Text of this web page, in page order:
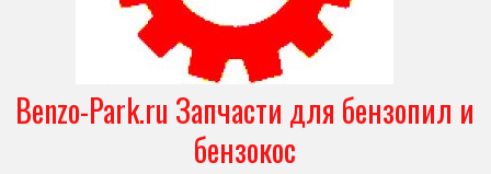
Benzo-Park.ru Запчасти для бензопил и
бензокос